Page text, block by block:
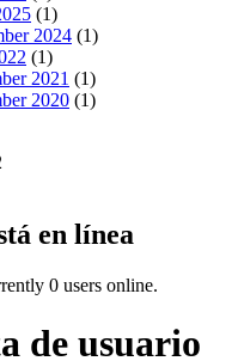
(1)
2024 (1)
(1)
2021 (1)
2020 (1)
en línea
0 users online.
de usuario